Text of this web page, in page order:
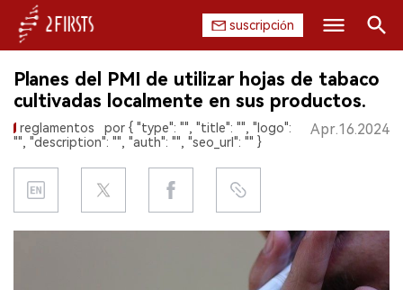
suscripción
INICIO
EMPRESA
PRODUCTO
Buscar
Planes del PMI de utilizar hojas de tabaco
cultivadas localmente en sus productos.
reglamentos
por { "type": "", "title": "", "logo":
"", "description": "", "auth": "", "seo_url": "" }
Apr.16.2024